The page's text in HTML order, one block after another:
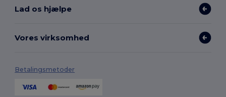
Lad os hjælpe
Vores virksomhed
Betalingsmetoder